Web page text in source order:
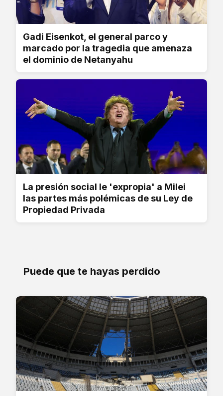
Gadi Eisenkot, el general parco y
marcado por la tragedia que amenaza
el dominio de Netanyahu
La presión social le 'expropia' a Milei
las partes más polémicas de su Ley de
Propiedad Privada
Puede que te hayas perdido